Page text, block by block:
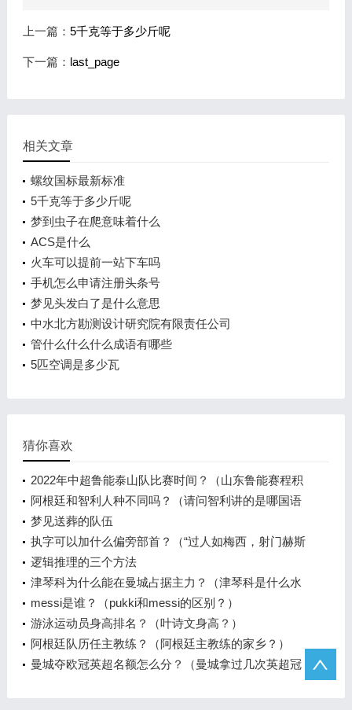
上一篇： 5千克等于多少斤呢
下一篇： last_page
相关文章
螺纹国标最新标准
5千克等于多少斤呢
梦到虫子在爬意味着什么
ACS是什么
火车可以提前一站下车吗
手机怎么申请注册头条号
梦见头发白了是什么意思
中水北方勘测设计研究院有限责任公司
管什么什么什么成语有哪些
5匹空调是多少瓦
猜你喜欢
2022年中超鲁能泰山队比赛时间？（山东鲁能赛程积
分榜？）
阿根廷和智利人种不同吗？（请问智利讲的是哪国语
言？）
梦见送葬的队伍
执字可以加什么偏旁部首？（“过人如梅西，射门赫斯
基”是什么意思？）
逻辑推理的三个方法
津琴科为什么能在曼城占据主力？（津琴科是什么水
平？）
messi是谁？（pukki和messi的区别？）
游泳运动员身高排名？（叶诗文身高？）
阿根廷队历任主教练？（阿根廷主教练的家乡？）
曼城夺欧冠英超名额怎么分？（曼城拿过几次英超冠